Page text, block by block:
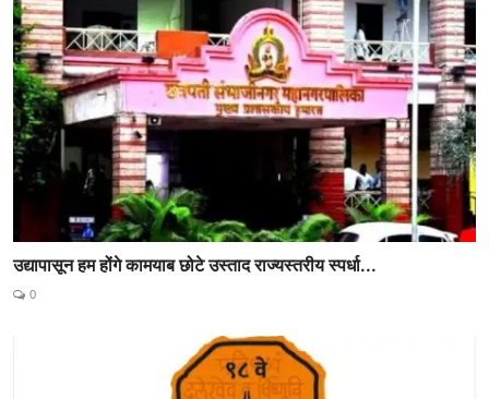
उद्यापासून हम होंगे कामयाब छोटे उस्ताद राज्यस्तरीय स्पर्धा...
0